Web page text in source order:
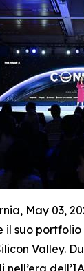
May 03,
suo
Valley.
nell’era